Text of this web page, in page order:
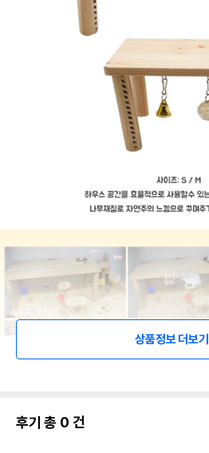
상품정보 더보기
후기 총 0 건